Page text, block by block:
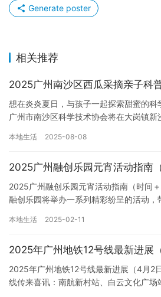
Generate poster
相关推荐
2025广州南沙区西瓜采摘亲子科
想在炎炎夏日，与孩子一起探索甜蜜的科
广州市南沙区科学技术协会将在大岗镇新
本地生活 2025-08-08
2025广州融创乐园元宵活动指南
2025广州融创乐园元宵活动指南（时间
融创乐园将举办一系列精彩纷呈的活动，
本地生活 2025-02-11
2025年广州地铁12号线最新进展
2025年广州地铁12号线最新进展（4月2
线传来喜讯：南航新村站、白云文化广